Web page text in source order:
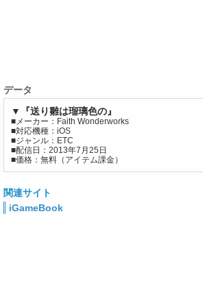
データ
▼『送り雛は瑠璃色の』
■メーカー：Faith Wonderworks
■対応機種：iOS
■ジャンル：ETC
■配信日：2013年7月25日
■価格：無料（アイテム課金）
関連サイト
iGameBook